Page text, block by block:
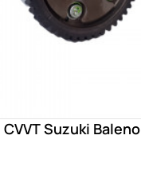
Suzuki Baleno